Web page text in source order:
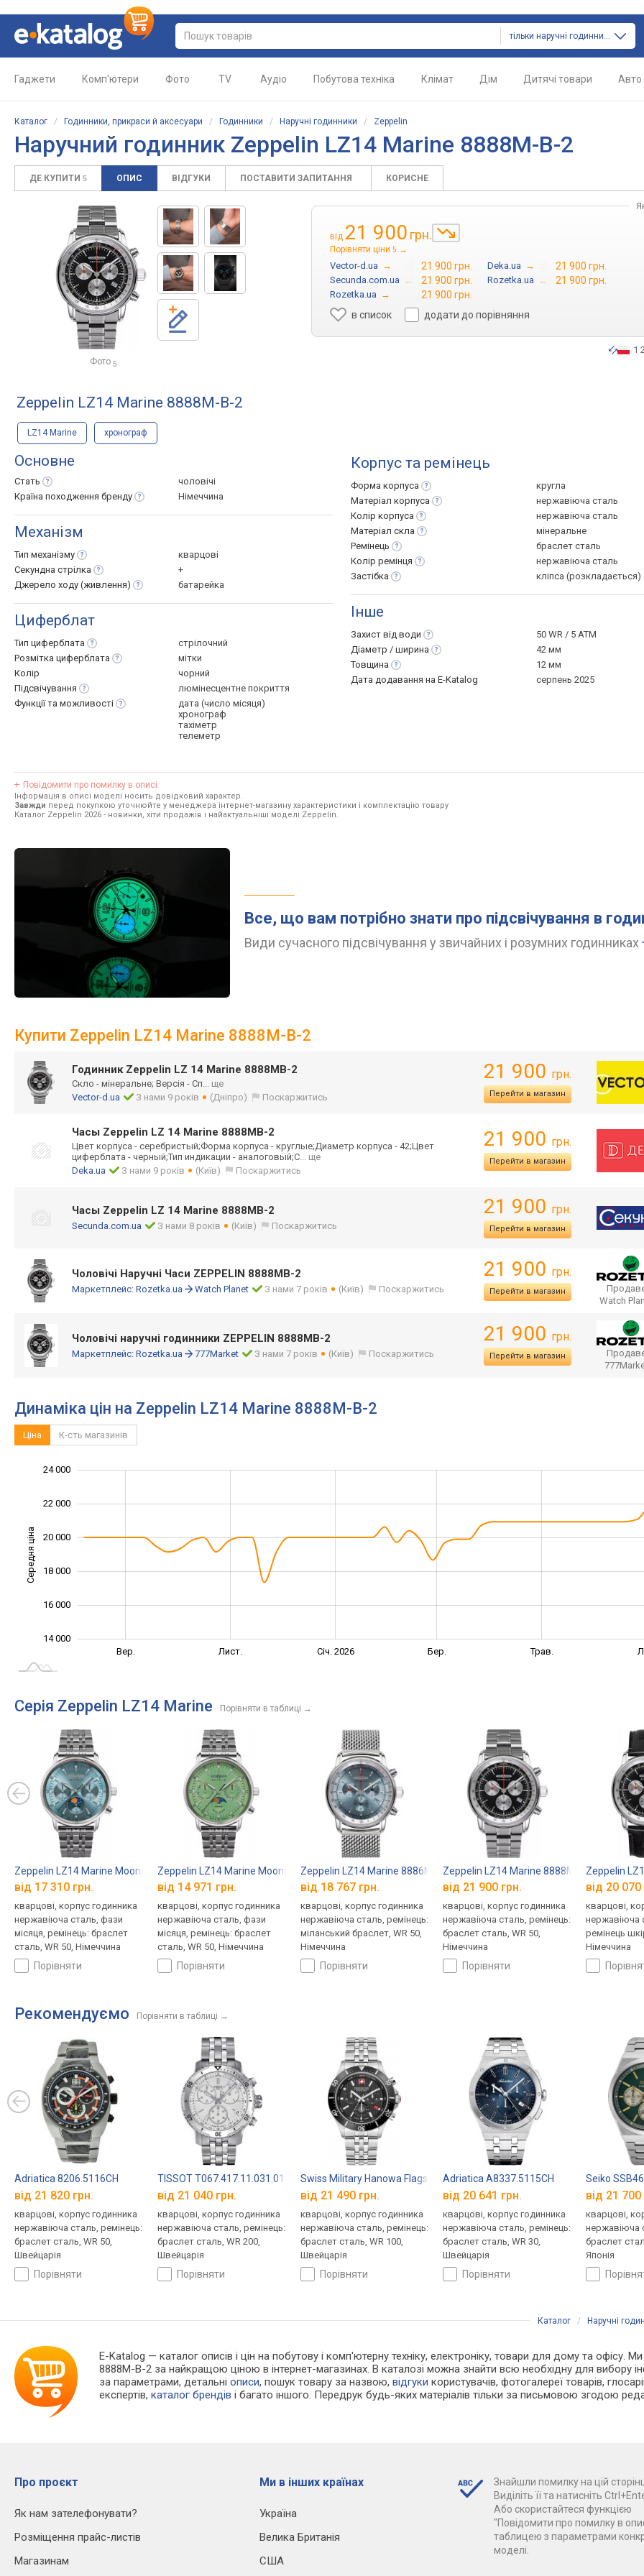
тільки наручні годинники
Гаджети Комп'ютери Фото TV Аудіо Побутова техніка Клімат Дім Дитячі товари Авто
Каталог / Годинники, прикраси й аксесуари / Годинники / Наручні годинники / Zeppelin
Наручний годинник Zeppelin LZ14 Marine 8888M-B-2
ДЕ КУПИТИ 5 ОПИС ВІДГУКИ ПОСТАВИТИ ЗАПИТАННЯ КОРИСНЕ
Фото 5
від 21 900 грн.
Порівняти ціни 5 →
Vector-d.ua → 21 900 грн. Deka.ua → 21 900 грн.
Secunda.com.ua → 21 900 грн. Rozetka.ua → 21 900 грн.
Rozetka.ua →
21 900 грн.
в список
додати до порівняння
1
Zeppelin LZ14 Marine 8888M-B-2
LZ14 Marine хронограф
Основне
Стать
чоловічі
Країна походження бренду Німеччина
Механізм
Тип механізму
кварцові
Секундна стрілка
+
Джерело ходу (живлення) батарейка
Циферблат
Тип циферблата
стрілочний
Розмітка циферблата
мітки
Колір
чорний
Підсвічування
люмінесцентне покриття
Функції та можливості
дата (число місяця)
хронограф
тахіметр
телеметр
Корпус та ремінець
Форма корпуса
кругла
Матеріал корпуса
нержавіюча сталь
Колір корпуса
нержавіюча сталь
Матеріал скла
мінеральне
Ремінець
браслет сталь
Колір ремінця
нержавіюча сталь
Застібка
кліпса (розкладається)
Інше
Захист від води
50 WR / 5 ATM
Діаметр / ширина
42 мм
Товщина
12 мм
Дата додавання на E-Katalog
серпень 2025
Повідомити про помилку в описі
Інформація в описі моделі носить довідковий характер.
Завжди перед покупкою уточнюйте у менеджера інтернет-магазину характеристики і комплектацію товару
Каталог Zeppelin 2026 - новинки, хіти продажів і найактуальніші моделі Zeppelin.
Все, що вам потрібно знати про підсвічування в
Види сучасного підсвічування у звичайних і розумних годинниках
Купити Zeppelin LZ14 Marine 8888M-B-2
Годинник Zeppelin LZ 14 Marine 8888MB-2
Скло - мінеральне; Версія - Сп... ще
Vector-d.ua
З нами 9 років (Дніпро) Поскаржитись
21 900 грн.
Перейти в магазин
Часы Zeppelin LZ 14 Marine 8888MB-2
Цвет корпуса - серебристый;Форма корпуса - круглые;Диаметр корпуса - 42;Цвет
циферблата - черный;Тип индикации - аналоговый;С... ще
Deka.ua
З нами 9 років (Київ) Поскаржитись
21 900 грн.
Перейти в магазин
Часы Zeppelin LZ 14 Marine 8888MB-2
Secunda.com.ua З нами 8 років (Київ) Поскаржитись
21 900 грн.
Перейти в магазин
Чоловічі Наручні Часи ZEPPELIN 8888MB-2
Маркетплейс: Rozetka.ua Watch Planet З нами 7 років (Київ) Поскаржитись
21 900 грн.
Перейти в магазин
Watch
Чоловічі наручні годинники ZEPPELIN 8888MB-2
Маркетплейс: Rozetka.ua 777Market З нами 7 років (Київ) Поскаржитись
21 900 грн.
Перейти в магазин
Динаміка цін на Zeppelin LZ14 Marine 8888M-B-2
Ціна К-сть магазинів
Середня ціна
14 000
16 000
18 000
20 000
24 000
22 000
Вер. Лист. Січ. 2026 Бер. Трав.
Серія Zeppelin LZ14 Marine Порівняти в таблиці →
Zeppelin LZ14 Marine Moonphase 8637M-3
від 17 310 грн.
кварцові, корпус годинника
нержавіюча сталь, фази
місяця, ремінець: браслет
сталь, WR 50, Німеччина
порівняти
Zeppelin LZ14 Marine Moonphase 8637M-4
від 14 971 грн.
кварцові, корпус годинника
нержавіюча сталь, фази
місяця, ремінець: браслет
сталь, WR 50, Німеччина
порівняти
Zeppelin LZ14 Marine 8886M-3
від 18 767 грн.
кварцові, корпус годинника
нержавіюча сталь, ремінець:
міланський браслет, WR 50,
Німеччина
порівняти
Zeppelin LZ14 Marine 8888M-B-2
від 21 900 грн.
кварцові, корпус годинника
нержавіюча сталь, ремінець:
браслет сталь, WR 50,
Німеччина
порівняти
Zeppelin
від 20 070
кварцові,
нержавіюча
ремінець
Німеччина
Рекомендуємо Порівняти в таблиці →
Adriatica 8206.5116CH
від 21 820 грн.
кварцові, корпус годинника
нержавіюча сталь, ремінець:
браслет сталь, WR 50,
Швейцарія
порівняти
TISSOT T067.417.11.031.01
від 21 040 грн.
кварцові, корпус годинника
нержавіюча сталь, ремінець:
браслет сталь, WR 200,
Швейцарія
порівняти
Swiss Military Hanowa Flagship X Chrono SMWGI2100701
від 21 490 грн.
кварцові, корпус годинника
нержавіюча сталь, ремінець:
браслет сталь, WR 100,
Швейцарія
порівняти
Adriatica A8337.5115CH
від 20 641 грн.
кварцові, корпус годинника
нержавіюча сталь, ремінець:
браслет сталь, WR 30,
Швейцарія
порівняти
Seiko
від 21 700
кварцові,
нержавіюча
браслет
Японія
Каталог / Наручні
E-Katalog — каталог описів і цін на побутову і комп'ютерну техніку, електроніку, товари для дому та офісу.
8888M-B-2 за найкращою ціною в інтернет-магазинах. В каталозі можна знайти всю необхідну для вибору
за параметрами, детальніописи, пошук товару за назвою,відгуки користувачів, фотогалереї товарів,
експертів,каталог брендів і багато іншого. Передрук будь-яких матеріалів тільки за письмовою згодою
Про проєкт
Як нам зателефонувати?
Розміщення прайс-листів
Магазинам
Ми в інших країнах
Україна
Велика Британія
США
Знайшли помилку на цій
Виділіть її та натисніть
Або скористайтеся функцією
"Повідомити про помилку в
таблицею з параметрами
моделі.